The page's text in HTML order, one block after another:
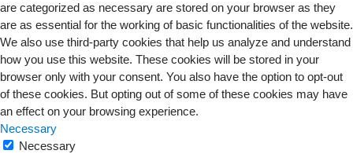
are categorized as necessary are stored on your browser as they
are as essential for the working of basic functionalities of the website.
We also use third-party cookies that help us analyze and understand
how you use this website. These cookies will be stored in your
browser only with your consent. You also have the option to opt-out
of these cookies. But opting out of some of these cookies may have
an effect on your browsing experience.
Necessary
Necessary